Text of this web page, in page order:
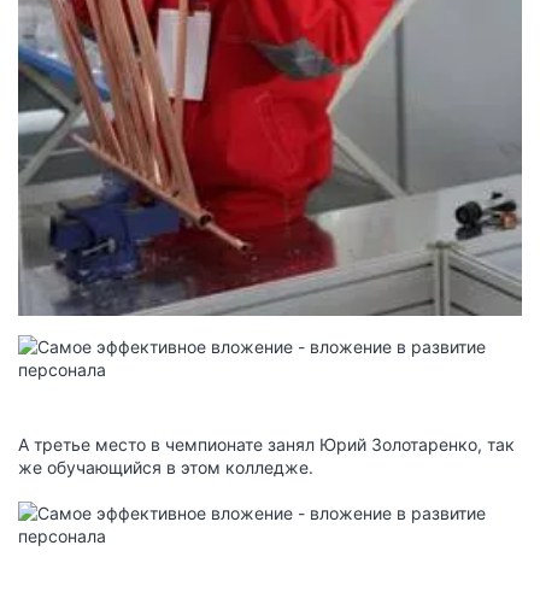
А третье место в чемпионате занял Юрий Золотаренко, так
же обучающийся в этом колледже.